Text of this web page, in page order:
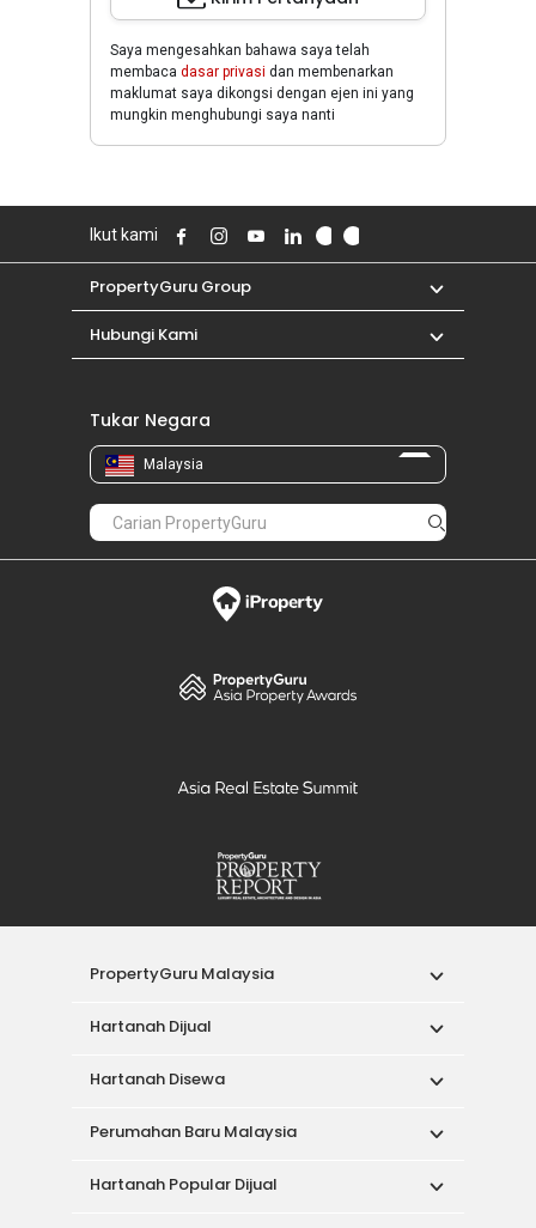
Saya mengesahkan bahawa saya telah
membaca dasar privasi dan membenarkan
maklumat saya dikongsi dengan ejen ini yang
mungkin menghubungi saya nanti
Ikut kami
PropertyGuru Group
Hubungi Kami
Tukar Negara
Malaysia
PropertyGuru Malaysia
Hartanah Dijual
Hartanah Disewa
Perumahan Baru Malaysia
Hartanah Popular Dijual